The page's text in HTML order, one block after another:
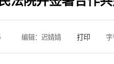
编辑：迟婧婧 打印 字